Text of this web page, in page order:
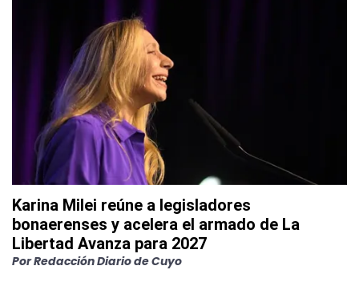
Karina Milei reúne a legisladores
bonaerenses y acelera el armado de La
Libertad Avanza para 2027
PorRedacción Diario de Cuyo